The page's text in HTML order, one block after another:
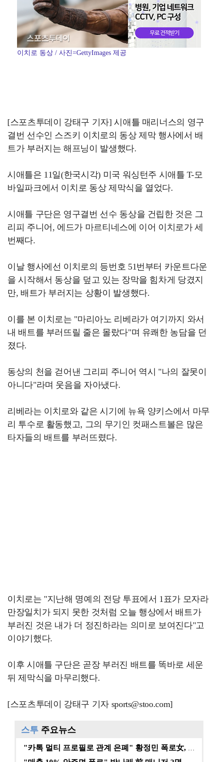
이치로 동상 / 사진=GettyImages 제공
[스포츠투데이 강태구 기자] 시애틀 매리너스의 영구
결번 선수인 스즈키 이치로의 동상 제막 행사에서 배
트가 부러지는 해프닝이 발생했다.
시애틀은 11일(한국시각) 미국 워싱턴주 시애틀 T-모
바일파크에서 이치로 동상 제막식을 열었다.
시애틀 구단은 영구결번 선수 동상을 건립한 것은 그
리피 주니어, 에드가 마르티네스에 이어 이치로가 세
번째다.
이날 행사에선 이치로의 등번호 51번부터 카운트다운
을 시작해서 동상을 덮고 있는 장막을 힘차게 당겼지
만, 배트가 부러지는 상황이 발생했다.
이를 본 이치로는 "마리아노 리베라가 여기까지 와서
내 배트를 부러뜨릴 줄은 몰랐다"며 유쾌한 농담을 던
졌다.
동상의 천을 걷어낸 그리피 주니어 역시 "나의 잘못이
아니다"라며 웃음을 자아냈다.
리베라는 이치로와 같은 시기에 뉴욕 양키스에서 마무
리 투수로 활동했고, 그의 무기인 컷패스트볼은 많은
타자들의 배트를 부러뜨렸다.
이치로는 "지난해 명예의 전당 투표에서 1표가 모자라
만장일치가 되지 못한 것처럼 오늘 행상에서 배트가
부러진 것은 내가 더 정진하라는 의미로 보여진다"고
이야기했다.
이후 시애틀 구단은 곧장 부러진 배트를 똑바로 세운
뒤 제막식을 마무리했다.
[스포츠투데이 강태구 기자 sports@stoo.com]
스투 주요뉴스
"카톡 멀티 프로필로 관계 은폐" 황정민 폭로女, 문자…